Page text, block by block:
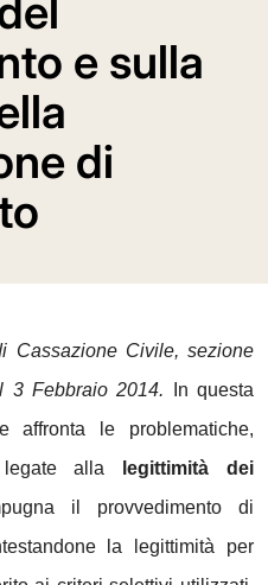
e sulla
di
Cassazione Civile, sezione
3 Febbraio 2014.
In questa
affronta le problematiche,
legate alla
legittimità dei
il provvedimento di
la legittimità per